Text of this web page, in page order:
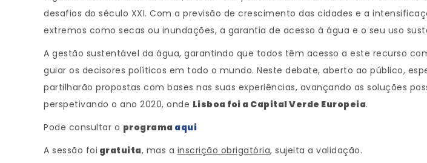
desafios do século XXI. Com a previsão de crescimento das cidades e a
extremos como secas ou inundações, a garantia de acesso à água e o seu uso
A gestão sustentável da água, garantindo que todos têm acesso a este recurso
guiar os decisores políticos em todo o mundo. Neste debate, aberto ao público,
partilharão propostas com bases nas suas experiências, avançando as soluções
perspetivando o ano 2020, onde Lisboa foi a Capital Verde Europeia.
Pode consultar o programa aqui
A sessão foi gratuita, mas a inscrição obrigatória, sujeita a validação.